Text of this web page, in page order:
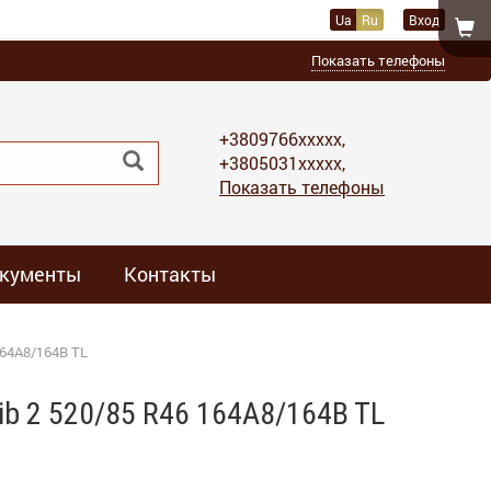
Ua Ru Вход
Показать телефоны
+3809766xxxxx,
+3805031xxxxx,
Показать телефоны
Контакты
164B TL
2 520/85 R46 164A8/164B TL